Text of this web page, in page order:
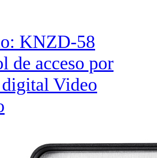
KNZD-58
de acceso por
Video